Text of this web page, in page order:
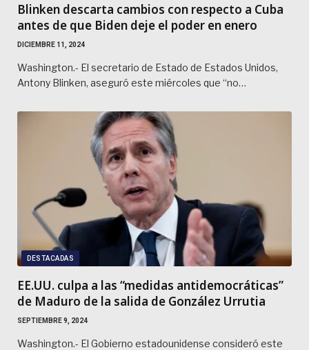
Blinken descarta cambios con respecto a Cuba
antes de que Biden deje el poder en enero
DICIEMBRE 11, 2024
Washington.- El secretario de Estado de Estados Unidos,
Antony Blinken, aseguró este miércoles que “no…
DESTACADAS
EE.UU. culpa a las “medidas antidemocráticas”
de Maduro de la salida de González Urrutia
SEPTIEMBRE 9, 2024
Washington.- El Gobierno estadounidense consideró este